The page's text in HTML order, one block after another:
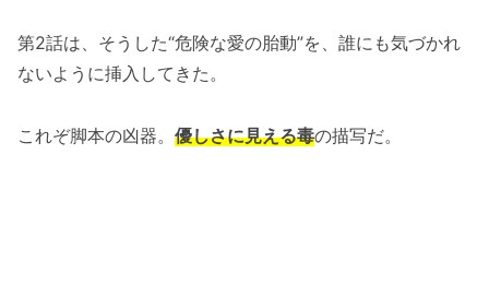
第2話は、そうした“危険な愛の胎動”を、誰にも気づかれ
ないように挿入してきた。
これぞ脚本の凶器。 優しさに見える毒の描写だ。